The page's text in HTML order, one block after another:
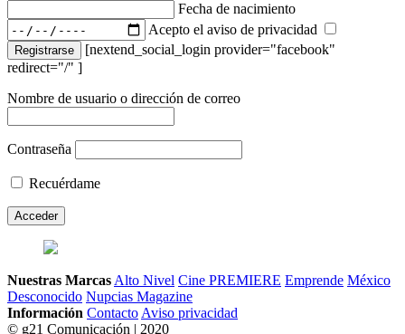
Fecha de nacimiento
Acepto el aviso de privacidad
Registrarse
[nextend_social_login provider="facebook"
redirect="/" ]
Nombre de usuario o dirección de correo
Contraseña
Recuérdame
Nuestras Marcas Alto Nivel Cine PREMIERE Emprende México
Desconocido Nupcias Magazine
Información Contacto Aviso privacidad
© g21 Comunicación | 2020